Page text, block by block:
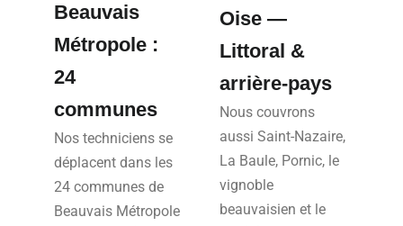
Beauvais
Métropole :
24
communes
Nos techniciens se
déplacent dans les
24 communes de
Beauvais Métropole
Oise —
Littoral &
arrière-pays
Nous couvrons
aussi Saint-Nazaire,
La Baule, Pornic, le
vignoble
beauvaisien et le